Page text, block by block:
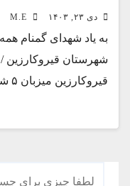
دی ۲۳, ۱۴۰۳
شهرستان قیروکارزین /
قیروکارزین میزبان ۵ شهید گمنام در مرکز(قیر) و ۲ شهید…
جستجو